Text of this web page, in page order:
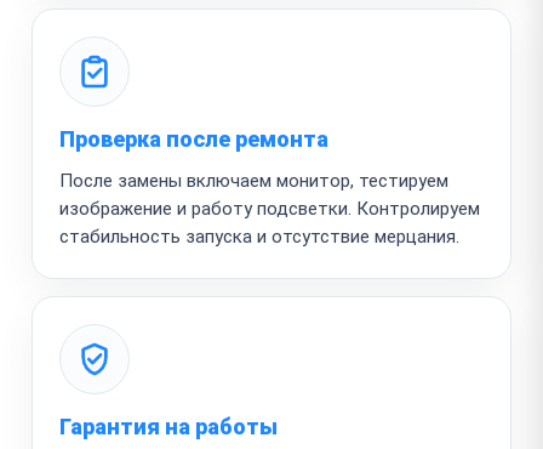
Проверка после ремонта
После замены включаем монитор, тестируем
изображение и работу подсветки. Контролируем
стабильность запуска и отсутствие мерцания.
Гарантия на работы